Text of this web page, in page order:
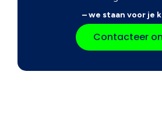
– we staan voor je
Contacteer